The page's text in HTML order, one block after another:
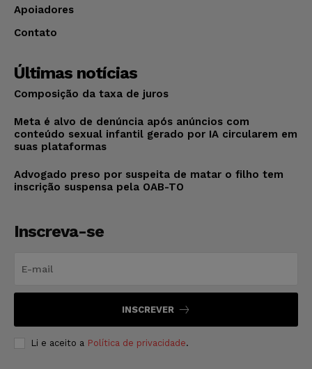
Apoiadores
Contato
Últimas notícias
Composição da taxa de juros
Meta é alvo de denúncia após anúncios com
conteúdo sexual infantil gerado por IA circularem em
suas plataformas
Advogado preso por suspeita de matar o filho tem
inscrição suspensa pela OAB-TO
Inscreva-se
INSCREVER
Li e aceito a Política de privacidade.